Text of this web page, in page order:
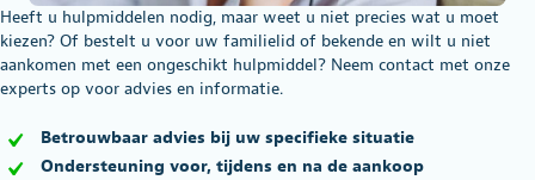
Heeft u hulpmiddelen nodig, maar weet u niet precies wat u moet
kiezen? Of bestelt u voor uw familielid of bekende en wilt u niet
aankomen met een ongeschikt hulpmiddel? Neem contact met onze
experts op voor advies en informatie.
Betrouwbaar advies bij uw specifieke situatie
Ondersteuning voor, tijdens en na de aankoop